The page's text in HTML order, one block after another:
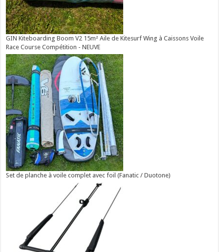
GIN Kiteboarding Boom V2 15m² Aile de Kitesurf Wing à Caissons Voile
Race Course Compétition - NEUVE
Set de planche à voile complet avec foil (Fanatic / Duotone)